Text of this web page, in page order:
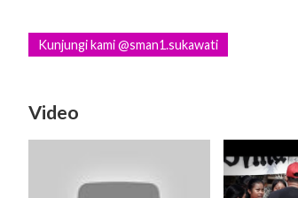
Kunjungi kami @sman1.sukawati
Video